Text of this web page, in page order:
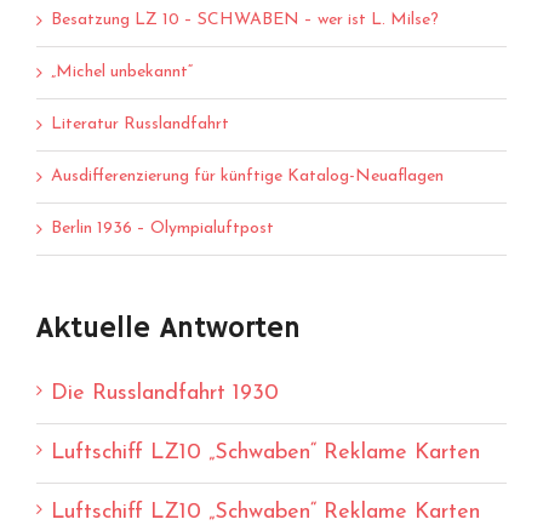
Besatzung LZ 10 – SCHWABEN – wer ist L. Milse?
„Michel unbekannt“
Literatur Russlandfahrt
Ausdifferenzierung für künftige Katalog-Neuaflagen
Berlin 1936 – Olympialuftpost
Aktuelle Antworten
Die Russlandfahrt 1930
Luftschiff LZ10 „Schwaben“ Reklame Karten
Luftschiff LZ10 „Schwaben“ Reklame Karten